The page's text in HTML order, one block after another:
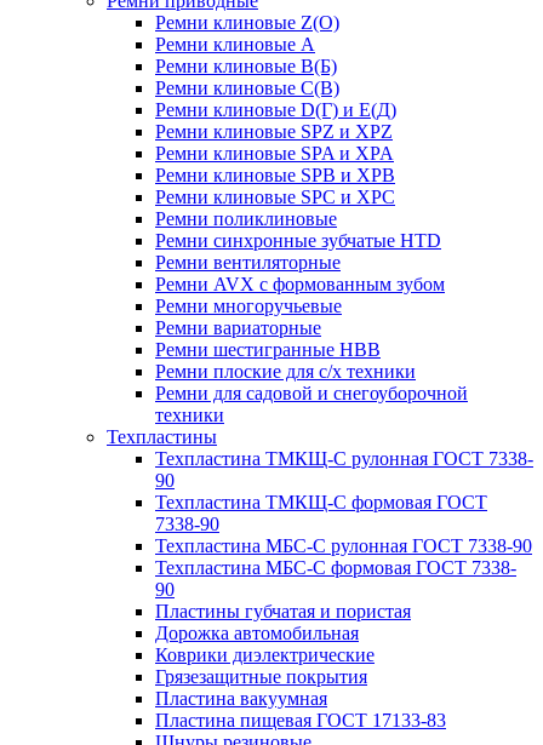
Ремни клиновые Z(О)
Ремни клиновые А
Ремни клиновые В(Б)
Ремни клиновые С(В)
Ремни клиновые D(Г) и Е(Д)
Ремни клиновые SPZ и XPZ
Ремни клиновые SPA и XPA
Ремни клиновые SPB и XPB
Ремни клиновые SPC и XPC
Ремни поликлиновые
Ремни синхронные зубчатые HTD
Ремни вентиляторные
Ремни AVX с формованным зубом
Ремни многоручьевые
Ремни вариаторные
Ремни шестигранные HBB
Ремни плоские для с/х техники
Ремни для садовой и снегоуборочной
техники
Техпластины
Техпластина ТМКЩ-С рулонная ГОСТ 7338-
90
Техпластина ТМКЩ-С формовая ГОСТ
7338-90
Техпластина МБС-С рулонная ГОСТ 7338-90
Техпластина МБС-С формовая ГОСТ 7338-
90
Пластины губчатая и пористая
Дорожка автомобильная
Коврики диэлектрические
Грязезащитные покрытия
Пластина вакуумная
Пластина пищевая ГОСТ 17133-83